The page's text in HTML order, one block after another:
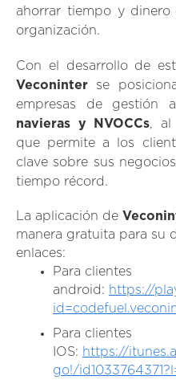
ahorrar tiempo y
organización.
Con el desarrollo de
Veconinter se
empresas de gestión
navieras y NVOCCs, al
que permite a los
clave sobre sus
tiempo récord.
La aplicación de
manera gratuita para su
enlaces:
Para clientes
android: https://
Para clientes
IOS: https://
go!/